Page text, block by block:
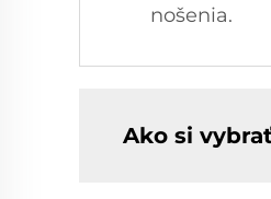
nošenia.
Ako si